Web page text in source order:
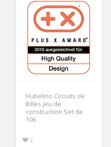
Hubelino Circuits de
Billes Jeu de
construction Set de
106
2